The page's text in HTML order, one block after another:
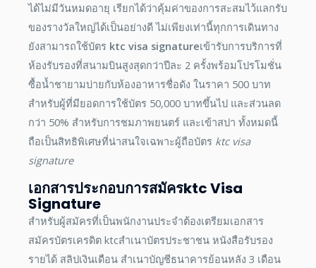
ได้ไม่มีวันหมดอายุ เรียกได้ว่าคุ้มค่าของการสะสมไว้แลกรับ
ของรางวัลใหญ่ได้เป็นอย่างดี ไม่เพียงเท่านี้ทุกการเดินทาง
ยังสามารถใช้บัตร ktc visa signatureเข้ารับการบริการที่
ห้องรับรองที่สนามบินสูงสุดกว่าปีละ 2 ครั้งพร้อมโปรโมชั่น
ซื้อน้ำชายามบ่ายกับห้องอาหารชื่อดัง ในราคา 500 บาท
สำหรับผู้ที่มียอดการใช้บัตร 50,000 บาทขึ้นไป และส่วนลด
กว่า 50% สำหรับการชมภาพยนตร์ และเข้าสปา ทั้งหมดนี้
ถือเป็นสิทธิพิเศษที่น่าสนใจเฉพาะผู้ถือบัตร ktc visa
signature
เอกสารประกอบการสมัครktc Visa
Signature
สำหรับผู้สมัครที่เป็นพนักงานประจำต้องเตรียมเอกสาร
สมัครบัตรเครดิต ktcสำเนาบัตรประชาชน หนังสือรับรอง
รายได้ สลิปเงินเดือน สำเนาบัญชีธนาคารย้อนหลัง 3 เดือน